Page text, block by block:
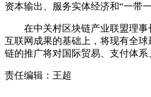
资本输出、服务实体经济和“一带
在中关村区块链产业联盟理事长
互联网成果的基础上，将现有全
链的推广将对国际贸易、支付体系
责任编辑：王超